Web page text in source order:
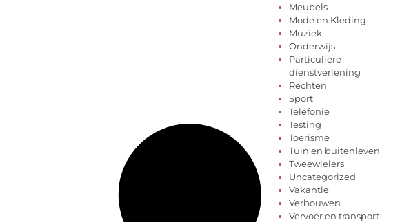
Meubels
Mode en Kleding
Muziek
Onderwijs
Particuliere
dienstverlening
Rechten
Sport
Telefonie
Testing
Toerisme
Tuin en buitenleven
Tweewielers
Uncategorized
Vakantie
Verbouwen
Vervoer en transport